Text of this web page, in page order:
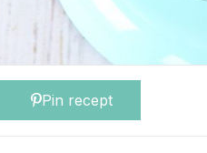
Pin recept